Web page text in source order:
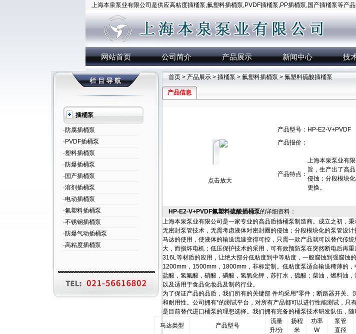
上海本泉泵业有限公司是供应高粘度插桶泵,氟塑料插桶泵,PVDF插桶泵,PP插桶泵,国产插桶泵等产品
网站首页 公司简介 产品展示 新闻中心 技
插桶泵
·防腐插桶泵
·PVDF插桶泵
·塑料插桶泵
·防爆插桶泵
·国产插桶泵
·溶剂插桶泵
·电动插桶泵
·氟塑料插桶泵
·不锈钢插桶泵
·防爆气动插桶泵
·高粘度插桶泵
首页> 产品展示> 插桶泵 > 氟塑料插桶泵 > 氟塑料硫酸插桶泵
产品信息
点击放大
产品型号： HP-E2-V+PVDF
产品报价：
产品特点：
上海本泉泵业有
旨，生产出了高
侵蚀；分段模块
更换。
HP-E2-V+PVDF氟塑料硫酸插桶泵的详细资料：
上海本泉泵业有限公司是一家专业的高品质插桶泵制造商。成立之初，
无密封泵管技术，无需考虑液体对密封圈的侵蚀；分段模块化的泵管设
马达的使用，使液体的输送流速变得可控，只需一款产品就可以替代传
大，而损坏电机；低压保护技术的采用，可有效预防泵在突然断电后再
316L等材质的应用，让绝大部分低粘度到中等粘度，一般腐蚀到强腐蚀
1200mm，1500mm，1800mm，非标定制。低粘度泵适合输送稀薄的
盐酸，氢氟酸，硝酸，磷酸，氢氧化钾，苏打水，硫酸；柴油，燃料油
以及适用于食品化妆品及制药行业。
为了保证产品的品质，我们所有的关键部 件均采用*零件；断路器开关
和耐用性。公司拥有*的测试平台，对所有产品都可以进行性能测试，只
是目前替代进口桶泵的理想选择。我们拥有完备的桶泵技术研发队伍，
马达类型
产品型号
流量
升/分
扬程
米
功率
W
泵管
直径